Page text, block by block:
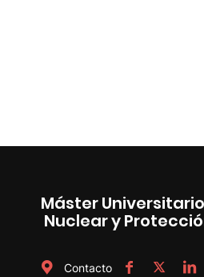
Máster
Nuclear y
Contacto